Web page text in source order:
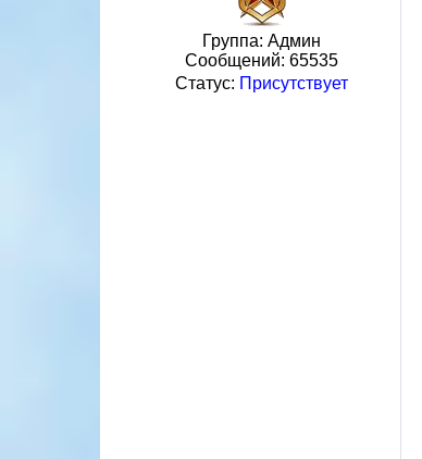
Группа: Админ
Сообщений: 65535
Статус: Присутствует